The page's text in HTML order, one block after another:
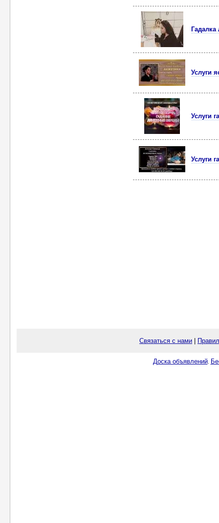
Услуги
Услуги
Услуги
Связаться с нами
Доска объявлений.